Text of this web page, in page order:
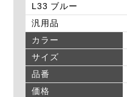
L33 ブルー
汎用品
カラー
サイズ
品番
価格